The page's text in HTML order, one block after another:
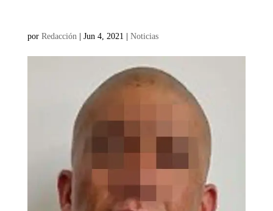
por Redacción | Jun 4, 2021 | Noticias